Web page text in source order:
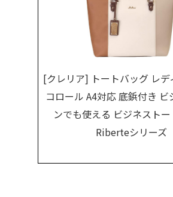
[クレリア] トートバッグ レデ
コロール A4対応 底鋲付き ビ
ンでも使える ビジネスト
Riberteシリーズ